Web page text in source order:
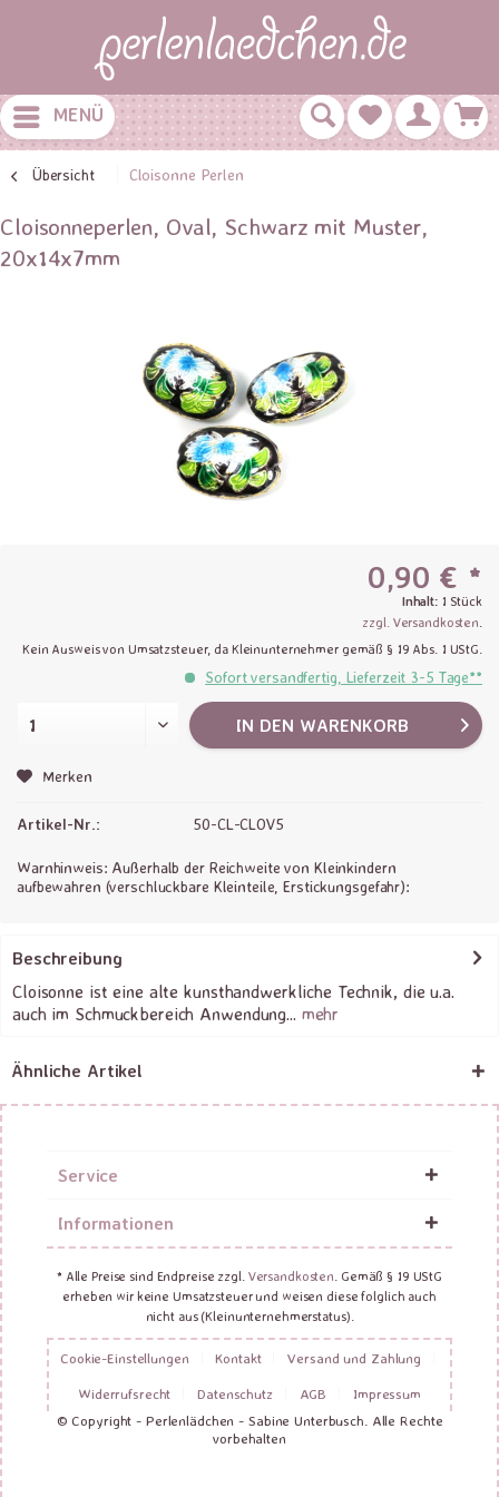
MENÜ
Übersicht Cloisonne Perlen
Cloisonneperlen, Oval, Schwarz mit Muster,
20x14x7mm
0,90 € *
Inhalt: 1 Stück
zzgl. Versandkosten.
Kein Ausweis von Umsatzsteuer, da Kleinunternehmer gemäß § 19 Abs. 1 UStG.
Sofort versandfertig, Lieferzeit 3-5 Tage**
IN DEN WARENKORB
Merken
Artikel-Nr.: 50-CL-CLOV5
Warnhinweis: Außerhalb der Reichweite von Kleinkindern
aufbewahren (verschluckbare Kleinteile, Erstickungsgefahr):
Beschreibung
Cloisonne ist eine alte kunsthandwerkliche Technik, die u.a.
auch im Schmuckbereich Anwendung... mehr
Ähnliche Artikel
Service
Informationen
* Alle Preise sind Endpreise zzgl. Versandkosten. Gemäß § 19 UStG
erheben wir keine Umsatzsteuer und weisen diese folglich auch
nicht aus (Kleinunternehmerstatus).
Cookie-Einstellungen Kontakt
Versand und Zahlung
Widerrufsrecht
Datenschutz AGB
Impressum
© Copyright - Perlenlädchen - Sabine Unterbusch. Alle Rechte
vorbehalten